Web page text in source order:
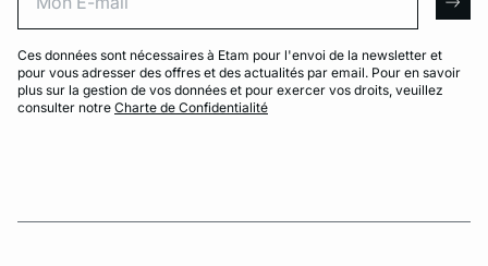
Ces données sont nécessaires à Etam pour l'envoi de la newsletter et
pour vous adresser des offres et des actualités par email. Pour en savoir
plus sur la gestion de vos données et pour exercer vos droits, veuillez
consulter notre Charte de Confidentialité